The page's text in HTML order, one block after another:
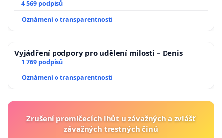
aby se tragédie malé Viktorky už nemohla opakovat!
4 569 podpisů
Oznámení o transparentnosti
Vyjádření podpory pro udělení milosti – Denis
1 769 podpisů
Oznámení o transparentnosti
Zrušení promlčecích lhůt u závažných a zvlášť
závažných trestných činů